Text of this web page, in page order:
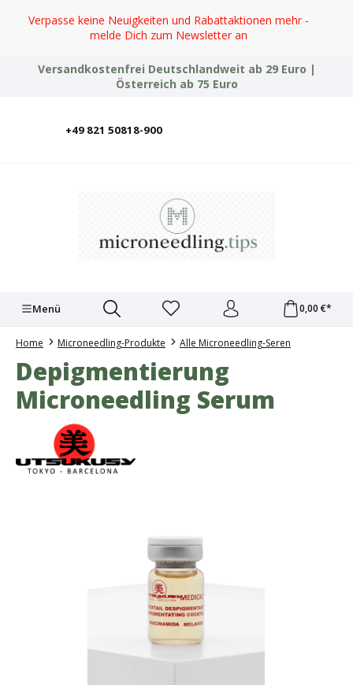
Zum Hauptinhalt springen
Verpasse keine Neuigkeiten und Rabattaktionen mehr -
melde Dich zum Newsletter an
Versandkostenfrei Deutschlandweit ab 29 Euro |
Österreich ab 75 Euro
+49 821 50818-900
Menü 0,00 €*
Home Microneedling-Produkte Alle Microneedling-Seren
Depigmentierung
Microneedling Serum